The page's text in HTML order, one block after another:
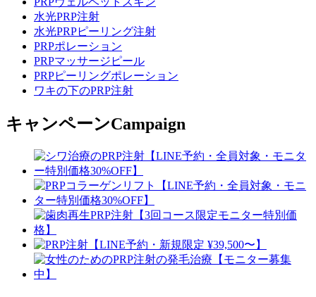
水光PRP注射
水光PRPピーリング注射
PRPポレーション
PRPマッサージピール
PRPピーリングポレーション
ワキの下のPRP注射
キャンペーンCampaign